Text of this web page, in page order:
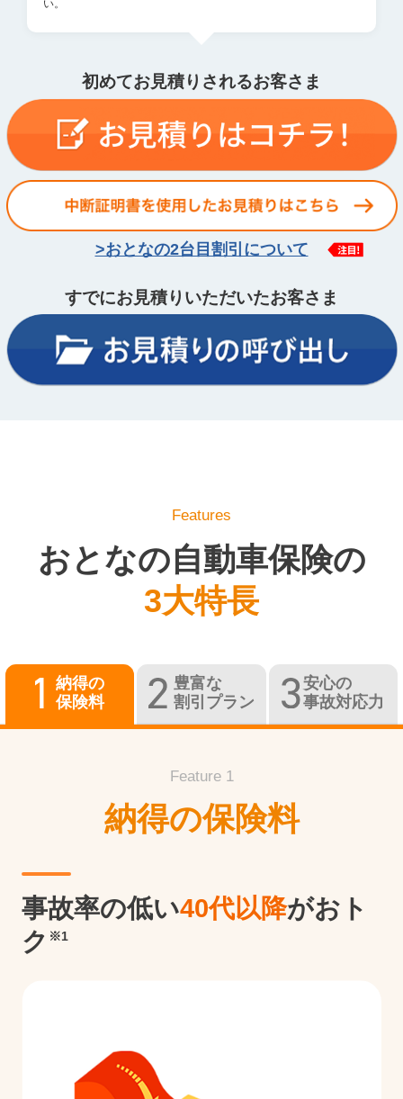
い。
初めてお見積りされるお客さま
>おとなの2台目割引について
すでにお見積りいただいたお客さま
Features
おとなの自動車保険の
3大特長
納得の
保険料
豊富な
割引プラン
安心の
事故対応力
Feature 1
納得の保険料
事故率の低い40代以降がおト
ク ※1